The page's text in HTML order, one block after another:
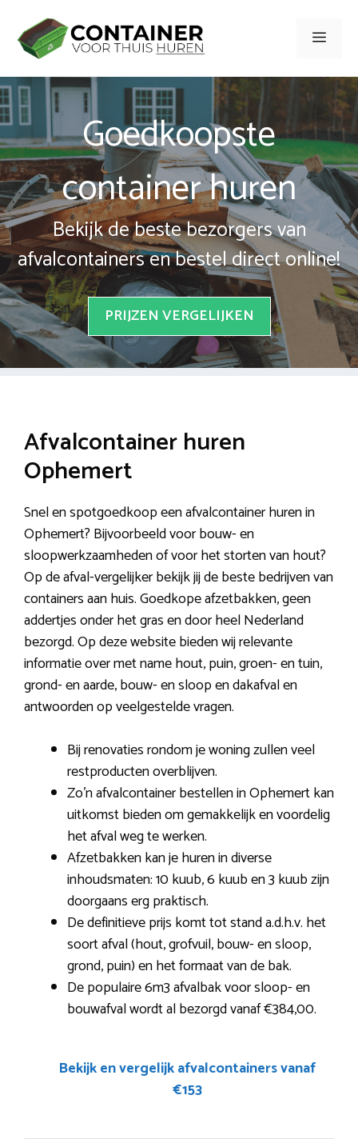
naar
inhoud
Menu
Goedkoopste
container huren
Bekijk de beste bezorgers van
afvalcontainers en bestel direct online!
PRIJZEN VERGELIJKEN
Afvalcontainer huren
Ophemert
Snel en spotgoedkoop een afvalcontainer huren in
Ophemert? Bijvoorbeeld voor bouw- en
sloopwerkzaamheden of voor het storten van hout?
Op de afval-vergelijker bekijk jij de beste bedrijven van
containers aan huis. Goedkope afzetbakken, geen
addertjes onder het gras en door heel Nederland
bezorgd. Op deze website bieden wij relevante
informatie over met name hout, puin, groen- en tuin,
grond- en aarde, bouw- en sloop en dakafval en
antwoorden op veelgestelde vragen.
Bij renovaties rondom je woning zullen veel
restproducten overblijven.
Zo’n afvalcontainer bestellen in Ophemert kan
uitkomst bieden om gemakkelijk en voordelig
het afval weg te werken.
Afzetbakken kan je huren in diverse
inhoudsmaten: 10 kuub, 6 kuub en 3 kuub zijn
doorgaans erg praktisch.
De definitieve prijs komt tot stand a.d.h.v. het
soort afval (hout, grofvuil, bouw- en sloop,
grond, puin) en het formaat van de bak.
De populaire 6m3 afvalbak voor sloop- en
bouwafval wordt al bezorgd vanaf €384,00.
Bekijk en vergelijk afvalcontainers vanaf
€153